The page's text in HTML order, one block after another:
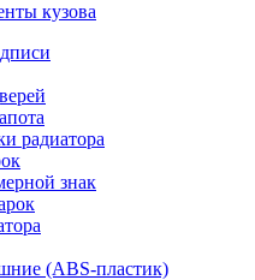
кузова
радиатора
знак
(ABS-пластик)